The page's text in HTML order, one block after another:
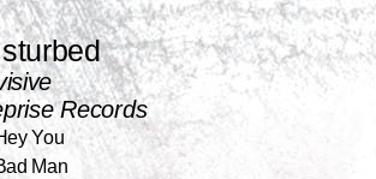
Records
You
Man